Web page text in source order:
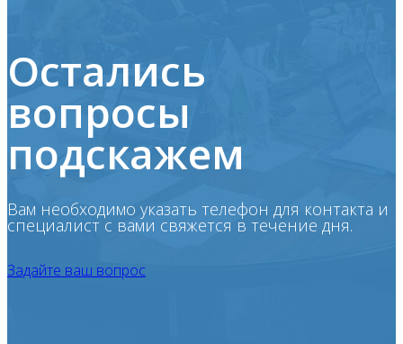
Остались
вопросы
подскажем
Вам необходимо указать телефон для контакта и
специалист с вами свяжется в течение дня.
Задайте ваш вопрос